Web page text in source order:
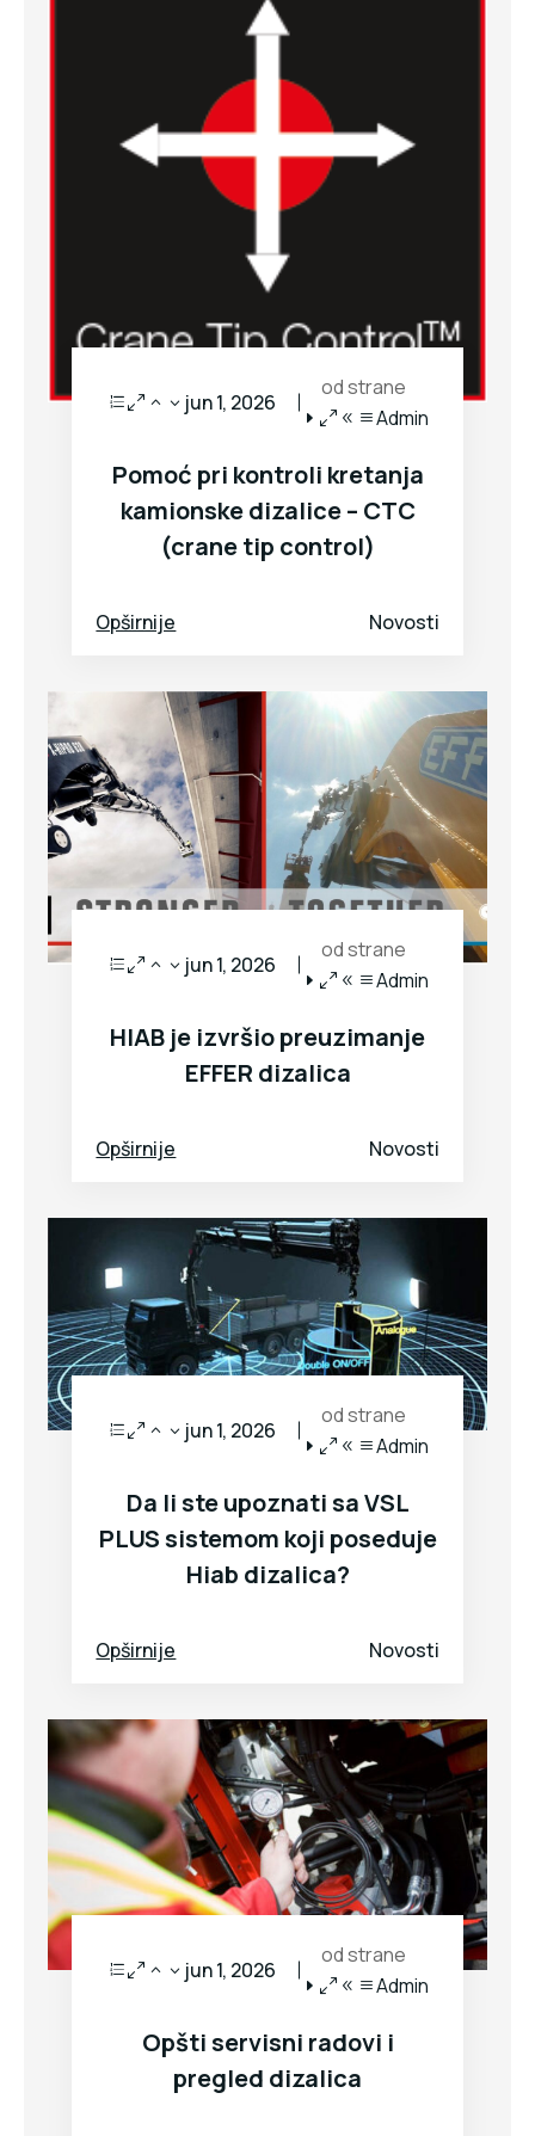
Pomoć pri kontroli kretanja
kamionske dizalice – CTC
(crane tip control)
od strane
Admin
jun 1, 2026
Novosti
Opširnije
HIAB je izvršio preuzimanje
EFFER dizalica
od strane
Admin
jun 1, 2026
Novosti
Opširnije
Da li ste upoznati sa VSL
PLUS sistemom koji poseduje
Hiab dizalica?
od strane
Admin
jun 1, 2026
Novosti
Opširnije
Opšti servisni radovi i
pregled dizalica
od strane
Admin
jun 1, 2026